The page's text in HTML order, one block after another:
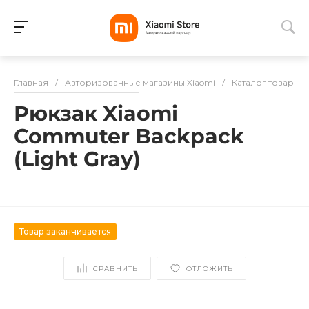
Разбейте
оплатуна части
без переплат
Главная / Авторизованные магазины Xiaomi / Каталог товаров
Рюкзак Xiaomi
Commuter Backpack
(Light Gray)
Товар заканчивается
СРАВНИТЬ ОТЛОЖИТЬ